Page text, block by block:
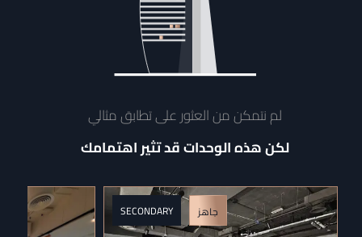
لم نتمكن من العثور على تطابق مثالي
لكن هذه الوحدات قد تثير اهتمامك
جاهز SECONDARY